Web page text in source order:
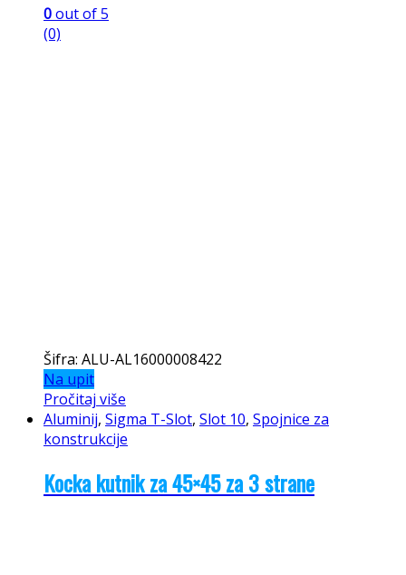
0out of 5
(0)
Šifra: ALU-AL16000008422
Na upit
Pročitaj više
Aluminij, Sigma T-Slot, Slot 10, Spojnice za
konstrukcije
Kocka kutnik za 45×45 za 3 strane